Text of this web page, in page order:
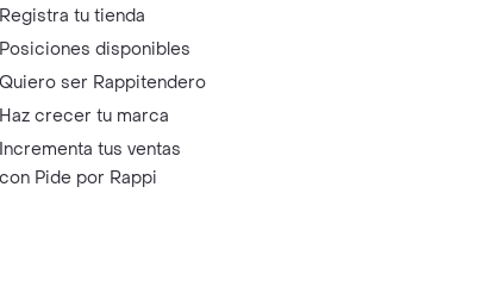
Registra tu tienda
Posiciones disponibles
Quiero ser Rappitendero
Haz crecer tu marca
Incrementa tus ventas
con Pide por Rappi